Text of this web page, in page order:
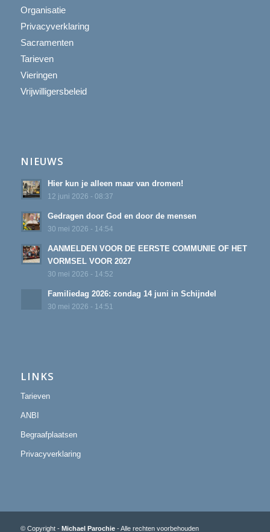
Organisatie
Privacyverklaring
Sacramenten
Tarieven
Vieringen
Vrijwilligersbeleid
NIEUWS
Hier kun je alleen maar van dromen!
12 juni 2026 - 08:37
Gedragen door God en door de mensen
30 mei 2026 - 14:54
AANMELDEN VOOR DE EERSTE COMMUNIE OF HET
VORMSEL VOOR 2027
30 mei 2026 - 14:52
Familiedag 2026: zondag 14 juni in Schijndel
30 mei 2026 - 14:51
LINKS
Tarieven
ANBI
Begraafplaatsen
Privacyverklaring
© Copyright - Michael Parochie- Alle rechten voorbehouden